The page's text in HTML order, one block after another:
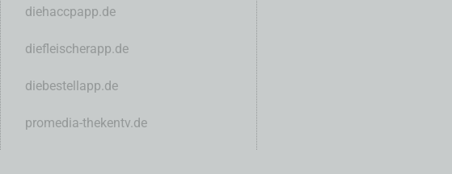
diehaccpapp.de
diefleischerapp.de
diebestellapp.de
promedia-thekentv.de